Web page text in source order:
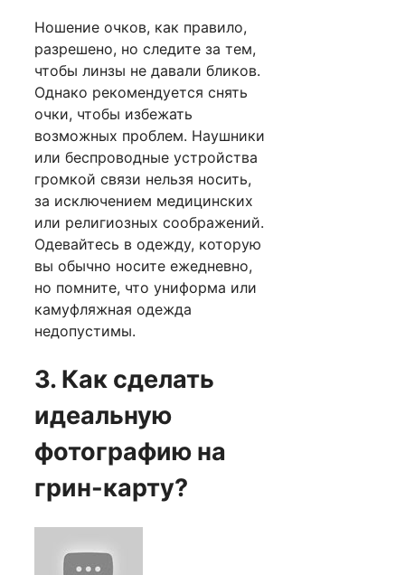
Ношение очков, как правило,
разрешено, но следите за тем,
чтобы линзы не давали бликов.
Однако рекомендуется снять
очки, чтобы избежать
возможных проблем. Наушники
или беспроводные устройства
громкой связи нельзя носить,
за исключением медицинских
или религиозных соображений.
Одевайтесь в одежду, которую
вы обычно носите ежедневно,
но помните, что униформа или
камуфляжная одежда
недопустимы.
3. Как сделать
идеальную
фотографию на
грин-карту?